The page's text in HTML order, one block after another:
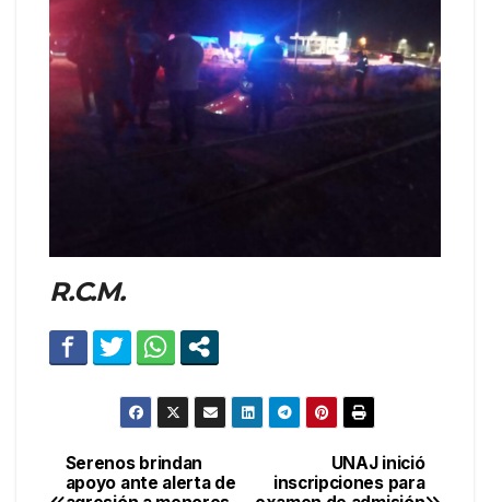
R.C.M.
Navegación
UNAJ inició
inscripciones para
Serenos brindan
apoyo ante alerta de